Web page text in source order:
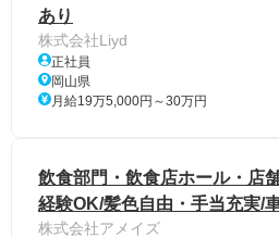
あり
株式会社Liyd
正社員
岡山県
月給19万5,000円～30万円
飲食部門・飲食店ホール・店
経験OK/髪色自由・手当充実/
株式会社アメイズ